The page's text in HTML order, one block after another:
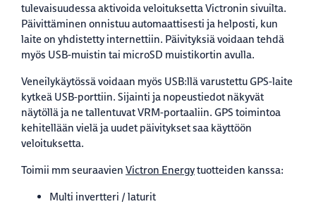
tulevaisuudessa aktivoida veloituksetta Victronin sivuilta.
Päivittäminen onnistuu automaattisesti ja helposti, kun
laite on yhdistetty internettiin. Päivityksiä voidaan tehdä
myös USB-muistin tai microSD muistikortin avulla.
Veneilykäytössä voidaan myös USB:llä varustettu GPS-laite
kytkeä USB-porttiin. Sijainti ja nopeustiedot näkyvät
näytöllä ja ne tallentuvat VRM-portaaliin. GPS toimintoa
kehitellään vielä ja uudet päivitykset saa käyttöön
veloituksetta.
Toimii mm seuraavien Victron Energytuotteiden kanssa:
Multi invertteri / laturit